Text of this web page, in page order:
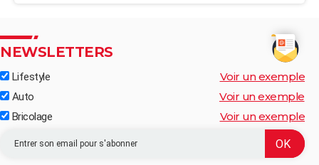
NEWSLETTERS
Lifestyle Voir un exemple
Auto Voir un exemple
Bricolage Voir un exemple